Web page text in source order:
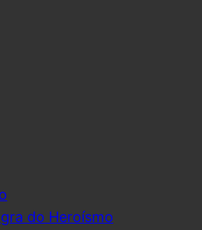
do Heroísmo